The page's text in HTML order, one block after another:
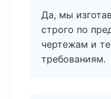
Да, мы
строго по
чертежам и
требованиям.